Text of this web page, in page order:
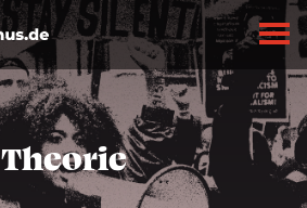
Theorie